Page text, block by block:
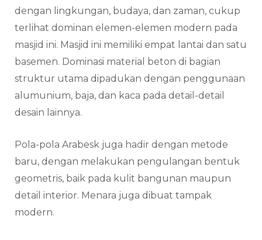
dengan lingkungan, budaya, dan zaman, cukup
terlihat dominan elemen-elemen modern pada
masjid ini. Masjid ini memiliki empat lantai dan satu
basemen. Dominasi material beton di bagian
struktur utama dipadukan dengan penggunaan
alumunium, baja, dan kaca pada detail-detail
desain lainnya.
Pola-pola Arabesk juga hadir dengan metode
baru, dengan melakukan pengulangan bentuk
geometris, baik pada kulit bangunan maupun
detail interior. Menara juga dibuat tampak
modern.